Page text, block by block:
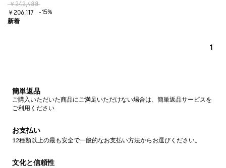
￥242,488
￥206,117
-15%
1
簡単返品
ご購入いただいた商品にご満足いただけない場合は、簡単返品サービスを
ご利用ください
お支払い
12種類以上の最も安全で一般的なお支払い方法からお選びください。
文化と信頼性